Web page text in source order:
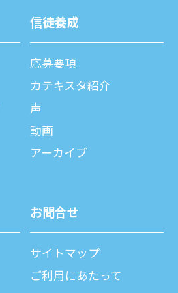
信徒養成
応募要項
カテキスタ紹介
声
動画
アーカイブ
お問合せ
サイトマップ
ご利⽤にあたって